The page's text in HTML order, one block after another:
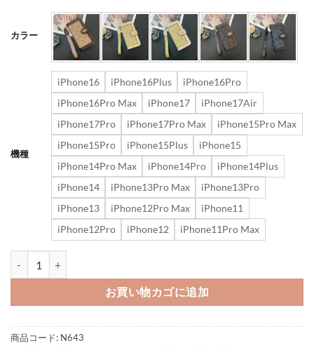
カラー
機種
iPhone16 iPhone16Plus
iPhone16Pro
iPhone16Pro Max
iPhone17
iPhone17Air
iPhone17Pro
iPhone17Pro Max
iPhone15Pro Max
iPhone15Pro
iPhone15Plus
iPhone15
iPhone14Pro Max
iPhone14Pro
iPhone14Plus
iPhone14
iPhone13Pro Max
iPhone13Pro
iPhone13
iPhone12Pro Max
iPhone11
iPhone12Pro
iPhone12 iPhone11Pro Max
お買い物カゴに追加
商品コード: N643